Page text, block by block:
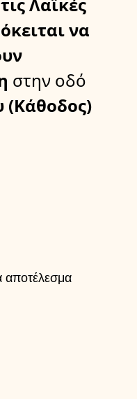
Λαϊκές
να
στην οδό
(Κάθοδος)
αποτέλεσμα